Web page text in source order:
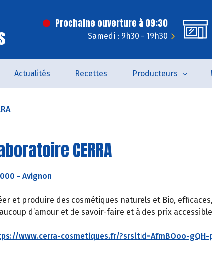
Prochaine ouverture à 09:30
Samedi : 9h30 - 19h30
Actualités Recettes Producteurs
CERRA
- Avignon
et produire des cosmétiques naturels et Bio,
d’amour et de savoir-faire et à des prix
www.cerra-cosmetiques.fr/?srsltid=AfmBOoo-gQH-